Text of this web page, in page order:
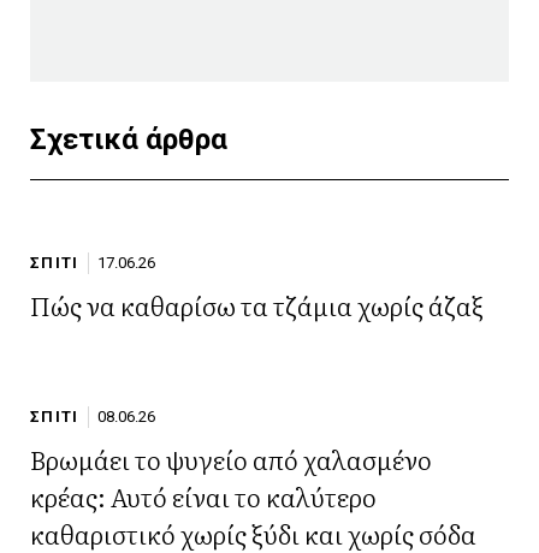
Σχετικά άρθρα
ΣΠΙΤΙ 17.06.26
Πώς να καθαρίσω τα τζάμια χωρίς άζαξ
ΣΠΙΤΙ 08.06.26
Βρωμάει το ψυγείο από χαλασμένο
κρέας: Αυτό είναι το καλύτερο
καθαριστικό χωρίς ξύδι και χωρίς σόδα